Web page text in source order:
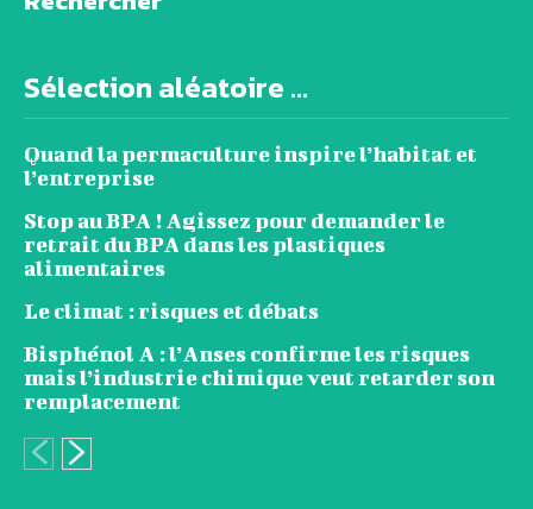
Sélection aléatoire ...
Quand la permaculture inspire l’habitat et
l’entreprise
Stop au BPA ! Agissez pour demander le
retrait du BPA dans les plastiques
alimentaires
Le climat : risques et débats
Bisphénol A : l’Anses confirme les risques
mais l’industrie chimique veut retarder son
remplacement